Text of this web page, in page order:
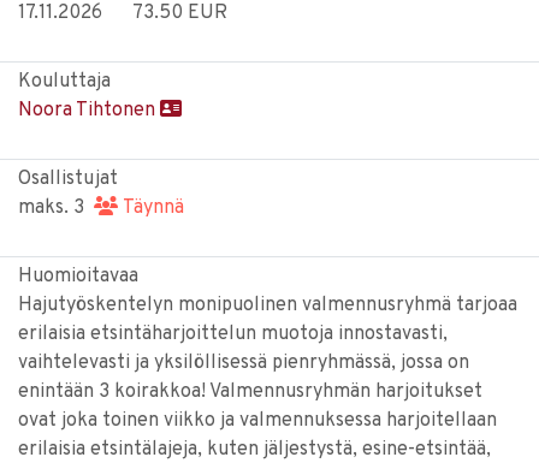
17.11.2026
73.50 EUR
Kouluttaja
Noora Tihtonen
Osallistujat
maks. 3
Täynnä
Huomioitavaa
Hajutyöskentelyn monipuolinen valmennusryhmä tarjoaa
erilaisia etsintäharjoittelun muotoja innostavasti,
vaihtelevasti ja yksilöllisessä pienryhmässä, jossa on
enintään 3 koirakkoa! Valmennusryhmän harjoitukset
ovat joka toinen viikko ja valmennuksessa harjoitellaan
erilaisia etsintälajeja, kuten jäljestystä, esine-etsintää,